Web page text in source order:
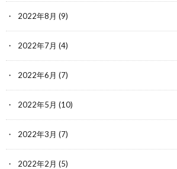
2022年8月 (9)
2022年7月 (4)
2022年6月 (7)
2022年5月 (10)
2022年3月 (7)
2022年2月 (5)